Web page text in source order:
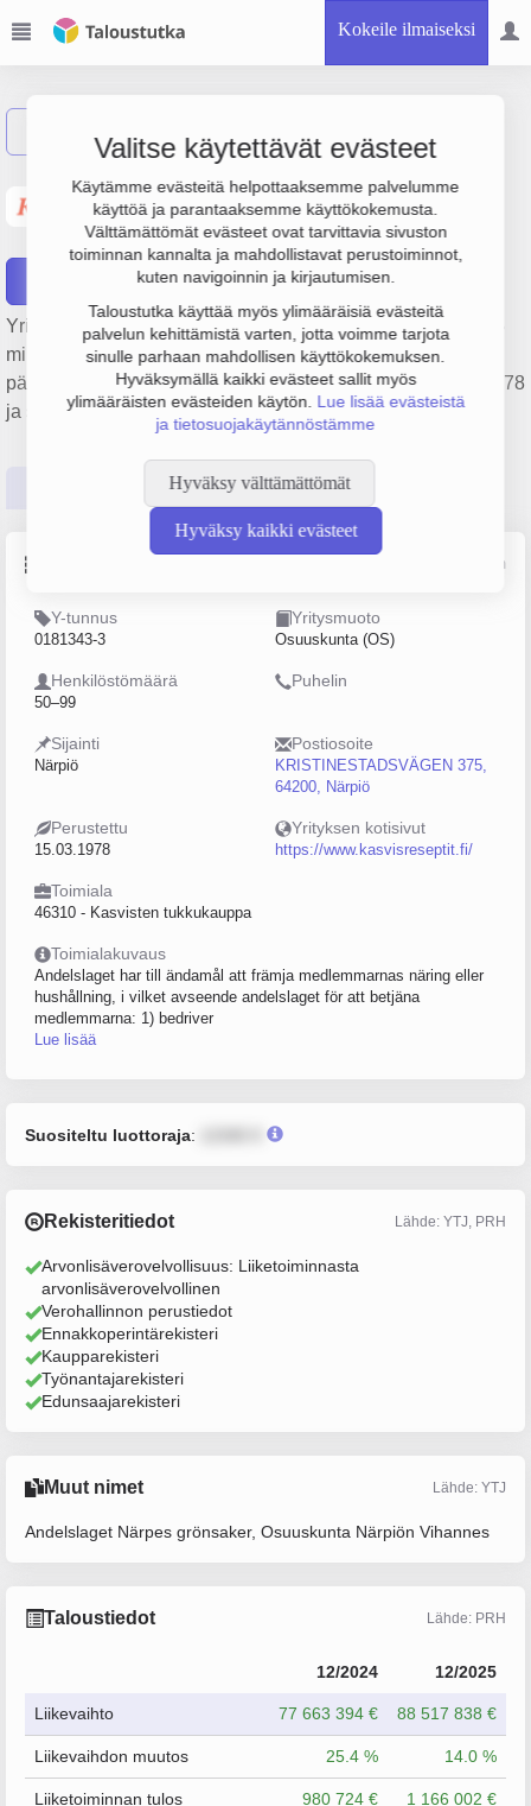
Kokeile ilmaiseksi
Valitse käytettävät evästeet
Käytämme evästeitä helpottaaksemme palvelumme
käyttöä ja parantaaksemme käyttökokemusta.
Välttämättömät evästeet ovat tarvittavia sivuston
toiminnan kannalta ja mahdollistavat perustoiminnot,
kuten navigoinnin ja kirjautumisen.
Taloustutka käyttää myös ylimääräisiä evästeitä
palvelun kehittämistä varten, jotta voimme tarjota
sinulle parhaan mahdollisen käyttökokemuksen.
Hyväksymällä kaikki evästeet sallit myös
ylimääräisten evästeiden käytön. Lue lisää evästeistä
ja tietosuojakäytännöstämme
Hyväksy välttämättömät
Hyväksy kaikki evästeet
Andelslaget Närpes
Grönsaker
Yrityksen Andelslaget Närpes Grönsaker liikevaihto on 88.5
milj. €, tulos 1.2 milj. € ja henkilöstömäärä 90. Sen
päätoimiala on Kasvisten tukkukauppa, perustamisvuosi 1978
ja sijainti Närpiö. Yrityksen yhtiömuoto Osuuskunta (OS).
Tilinpäätösluvut Päättäjätiedot
Lähde: YTJ, PRH, Traficom
Y-tunnus
0181343-3
Yritysmuoto
Osuuskunta (OS)
Henkilöstömäärä
50–99
Puhelin
Sijainti
Närpiö
Postiosoite
KRISTINESTADSVÄGEN 375,
64200, Närpiö
Perustettu
15.03.1978
Yrityksen kotisivut
https://www.kasvisreseptit.fi/
Toimiala
46310 - Kasvisten tukkukauppa
Toimialakuvaus
Andelslaget har till ändamål att främja medlemmarnas näring eller
hushållning, i vilket avseende andelslaget för att betjäna
medlemmarna: 1) bedriver
Lue lisää
Suositeltu luottoraja:
Rekisteritiedot Lähde: YTJ, PRH
Arvonlisäverovelvollisuus: Liiketoiminnasta
arvonlisäverovelvollinen
Verohallinnon perustiedot
Ennakkoperintärekisteri
Kaupparekisteri
Työnantajarekisteri
Edunsaajarekisteri
Muut nimet Lähde: YTJ
Andelslaget Närpes grönsaker, Osuuskunta Närpiön Vihannes
Taloustiedot Lähde: PRH
12/2024 12/2025
Liikevaihto 77 663 394 € 88 517 838 €
Liikevaihdon muutos 25.4 % 14.0 %
Liiketoiminnan tulos 980 724 € 1 166 002 €